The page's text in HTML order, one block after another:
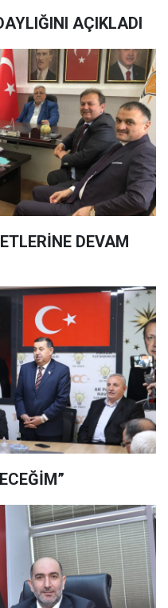
AÇIKLADI
DEVAM